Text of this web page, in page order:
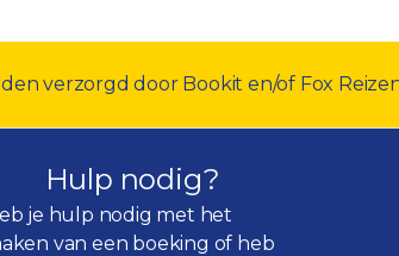
verzorgd door Bookit en/of Fox
Hulp nodig?
je hulp nodig met het
van een boeking of heb